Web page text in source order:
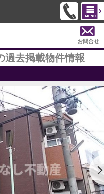
お問合せ
過去掲載物件情報